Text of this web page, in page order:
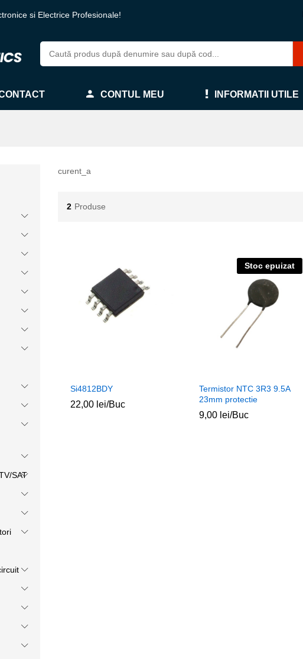
si Electrice Profesionale!
CONTUL MEU INFORMATII UTILE
curent_a
2 Produse
Si4812BDY
22,00 lei/Buc
22,00 lei
Stoc epuizat
Termistor NTC 3R3 9.5A
23mm protectie
9,00 lei/Buc
9,00 lei
SAT